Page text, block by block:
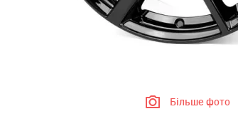
Більше фото